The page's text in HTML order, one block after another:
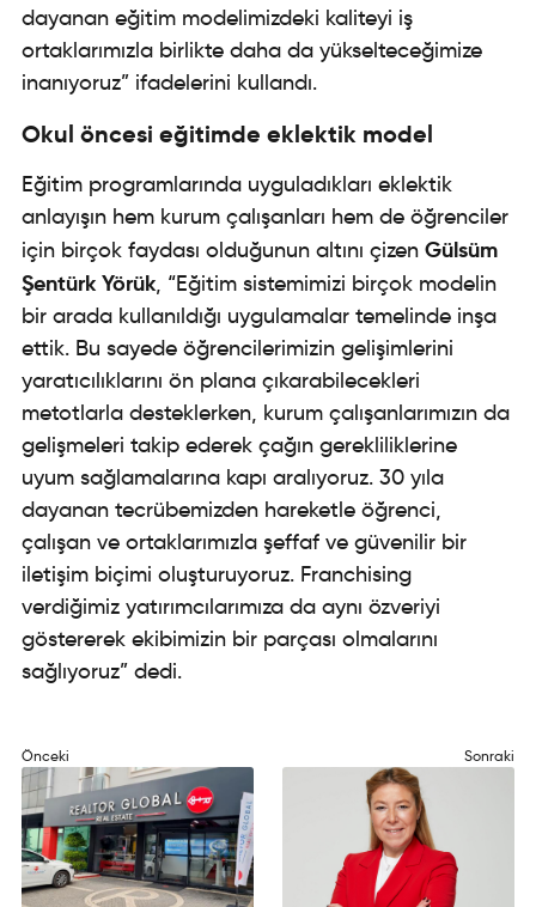
dayanan eğitim modelimizdeki kaliteyi iş
ortaklarımızla birlikte daha da yükselteceğimize
inanıyoruz” ifadelerini kullandı.
Okul öncesi eğitimde eklektik model
Eğitim programlarında uyguladıkları eklektik
anlayışın hem kurum çalışanları hem de öğrenciler
için birçok faydası olduğunun altını çizen Gülsüm
Şentürk Yörük, “Eğitim sistemimizi birçok modelin
bir arada kullanıldığı uygulamalar temelinde inşa
ettik. Bu sayede öğrencilerimizin gelişimlerini
yaratıcılıklarını ön plana çıkarabilecekleri
metotlarla desteklerken, kurum çalışanlarımızın da
gelişmeleri takip ederek çağın gerekliliklerine
uyum sağlamalarına kapı aralıyoruz. 30 yıla
dayanan tecrübemizden hareketle öğrenci,
çalışan ve ortaklarımızla şeffaf ve güvenilir bir
iletişim biçimi oluşturuyoruz. Franchising
verdiğimiz yatırımcılarımıza da aynı özveriyi
göstererek ekibimizin bir parçası olmalarını
sağlıyoruz” dedi.
Önceki Sonraki